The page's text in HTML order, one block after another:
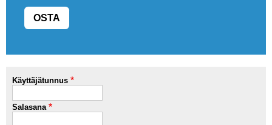
OSTA
Käyttäjätunnus
Salasana